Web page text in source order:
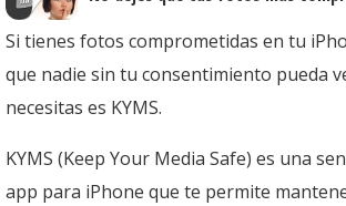
Si tienes fotos comprometidas en tu
que nadie sin tu consentimiento pueda
necesitas es KYMS.
KYMS (Keep Your Media Safe) es una
app para iPhone que te permite